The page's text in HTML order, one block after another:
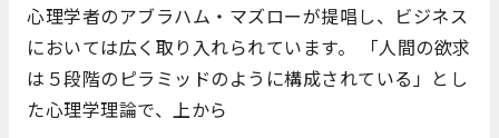
心理学者のアブラハム・マズローが提唱し、ビジネス
においては広く取り入れられています。 「人間の欲求
は５段階のピラミッドのように構成されている」とし
た心理学理論で、上から